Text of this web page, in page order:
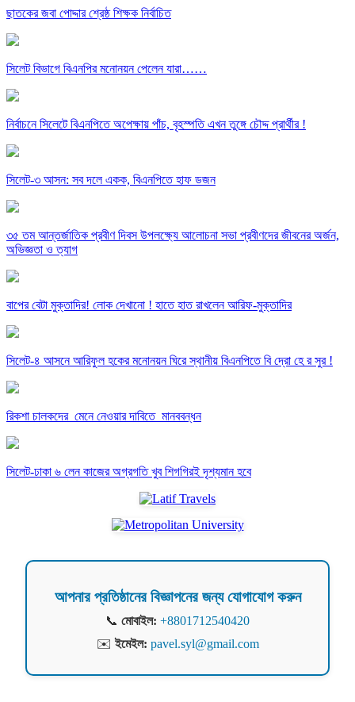
ছাতকের জবা পোদ্দার শ্রেষ্ঠ শিক্ষক নির্বাচিত
সিলেট বিভাগে বিএনপির মনোনয়ন পেলেন যারা……
নির্বাচনে সিলেটে বিএনপিতে অপেক্ষায় পাঁচ, বৃহস্পতি এখন তুঙ্গে চৌদ্দ প্রার্থীর !
সিলেট-৩ আসন: সব দলে একক, বিএনপিতে হাফ ডজন
৩৫ তম আন্তর্জাতিক প্রবীণ দিবস উপলক্ষ্যে আলোচনা সভা প্রবীণদের জীবনের অর্জন,
অভিজ্ঞতা ও ত্যাগ
বাপের বেটা মুক্তাদির! লোক দেখানো ! হাতে হাত রাখলেন আরিফ-মুক্তাদির
সিলেট-৪ আসনে আরিফুল হকের মনোনয়ন ঘিরে স্থানীয় বিএনপিতে বি দ্রো হে র সুর !
রিকশা চালকদের মেনে নেওয়ার দাবিতে মানববন্ধন
সিলেট-ঢাকা ৬ লেন কাজের অগ্রগতি খুব শিগগিরই দৃশ্যমান হবে
আপনার প্রতিষ্ঠানের বিজ্ঞাপনের জন্য যোগাযোগ করুন
📞 মোবাইল: +8801712540420
✉️ইমেইল: pavel.syl@gmail.com